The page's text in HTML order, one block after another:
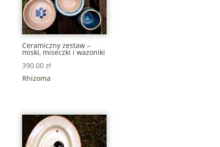
Ceramiczny zestaw –
miski, miseczki i wazoniki
390.00 zł
Rhizoma